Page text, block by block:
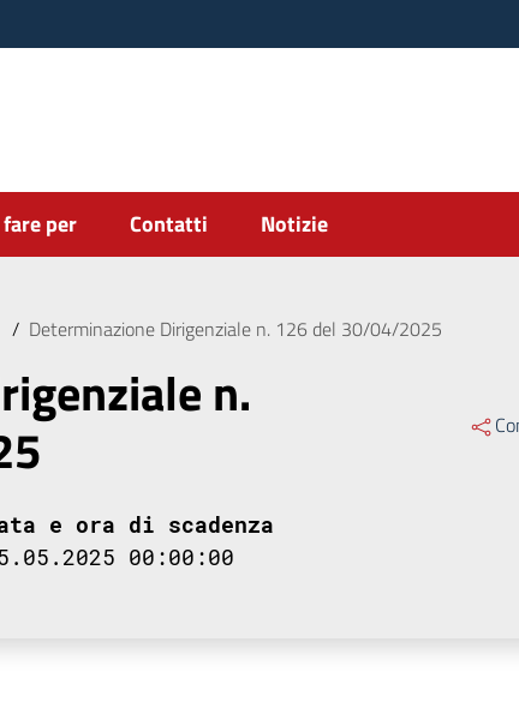
per Contatti Notizie
/ Determinazione Dirigenziale n. 126 del 30/04/2025
n.
e ora di scadenza
00:00:00